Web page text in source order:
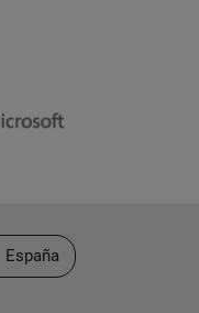
un país/idioma
España